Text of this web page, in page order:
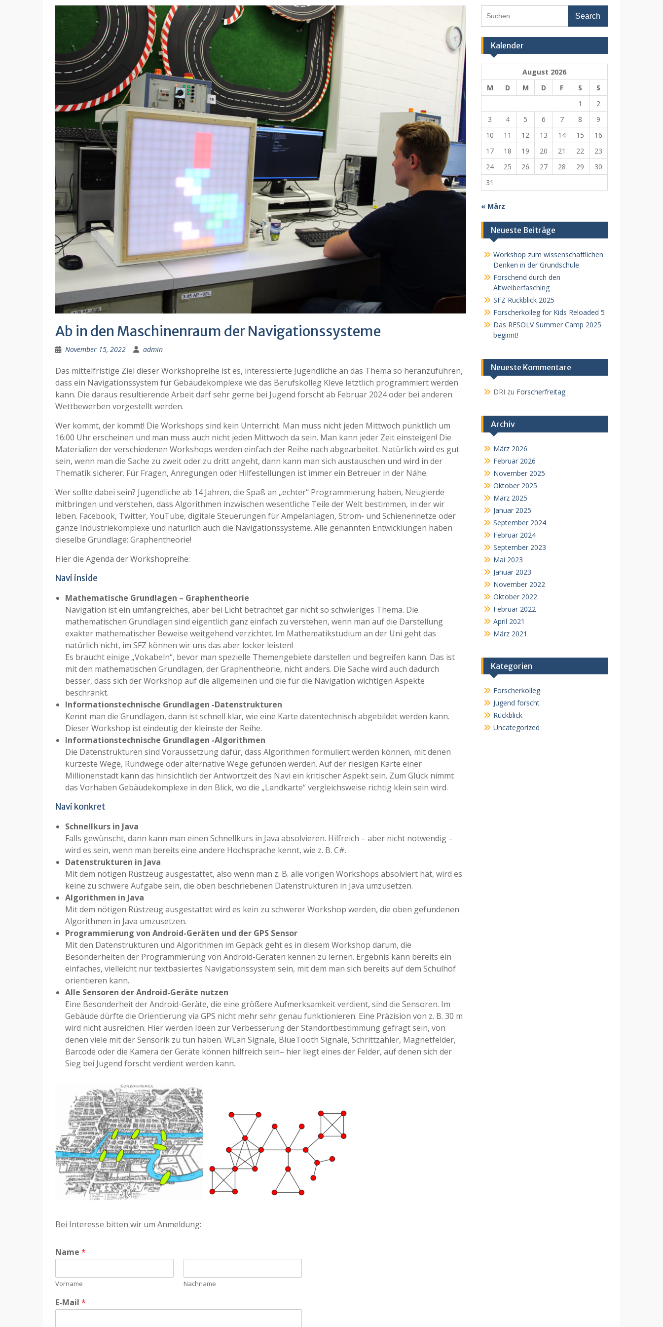
Ab in den Maschinenraum der Navigationssysteme
November 15, 2022 admin
Das mittelfristige Ziel dieser Workshopreihe ist es, interessierte Jugendliche an das Thema so heranzuführen,
dass ein Navigationssystem für Gebäudekomplexe wie das Berufskolleg Kleve letztlich programmiert werden
kann. Die daraus resultierende Arbeit darf sehr gerne bei Jugend forscht ab Februar 2024 oder bei anderen
Wettbewerben vorgestellt werden.
Wer kommt, der kommt! Die Workshops sind kein Unterricht. Man muss nicht jeden Mittwoch pünktlich um
16:00 Uhr erscheinen und man muss auch nicht jeden Mittwoch da sein. Man kann jeder Zeit einsteigen! Die
Materialien der verschiedenen Workshops werden einfach der Reihe nach abgearbeitet. Natürlich wird es gut
sein, wenn man die Sache zu zweit oder zu dritt angeht, dann kann man sich austauschen und wird in der
Thematik sicherer. Für Fragen, Anregungen oder Hilfestellungen ist immer ein Betreuer in der Nähe.
Wer sollte dabei sein? Jugendliche ab 14 Jahren, die Spaß an „echter“ Programmierung haben, Neugierde
mitbringen und verstehen, dass Algorithmen inzwischen wesentliche Teile der Welt bestimmen, in der wir
leben. Facebook, Twitter, YouTube, digitale Steuerungen für Ampelanlagen, Strom- und Schienennetze oder
ganze Industriekomplexe und natürlich auch die Navigationssysteme. Alle genannten Entwicklungen haben
dieselbe Grundlage: Graphentheorie!
Hier die Agenda der Workshopreihe:
Navi inside
Mathematische Grundlagen – Graphentheorie
Navigation ist ein umfangreiches, aber bei Licht betrachtet gar nicht so schwieriges Thema. Die
mathematischen Grundlagen sind eigentlich ganz einfach zu verstehen, wenn man auf die Darstellung
exakter mathematischer Beweise weitgehend verzichtet. Im Mathematikstudium an der Uni geht das
natürlich nicht, im SFZ können wir uns das aber locker leisten!
Es braucht einige „Vokabeln“, bevor man spezielle Themengebiete darstellen und begreifen kann. Das ist
mit den mathematischen Grundlagen, der Graphentheorie, nicht anders. Die Sache wird auch dadurch
besser, dass sich der Workshop auf die allgemeinen und die für die Navigation wichtigen Aspekte
beschränkt.
Informationstechnische Grundlagen -Datenstrukturen
Kennt man die Grundlagen, dann ist schnell klar, wie eine Karte datentechnisch abgebildet werden kann.
Dieser Workshop ist eindeutig der kleinste der Reihe.
Informationstechnische Grundlagen -Algorithmen
Die Datenstrukturen sind Voraussetzung dafür, dass Algorithmen formuliert werden können, mit denen
kürzeste Wege, Rundwege oder alternative Wege gefunden werden. Auf der riesigen Karte einer
Millionenstadt kann das hinsichtlich der Antwortzeit des Navi ein kritischer Aspekt sein. Zum Glück nimmt
das Vorhaben Gebäudekomplexe in den Blick, wo die „Landkarte“ vergleichsweise richtig klein sein wird.
Navi konkret
Schnellkurs in Java
Falls gewünscht, dann kann man einen Schnellkurs in Java absolvieren. Hilfreich – aber nicht notwendig –
wird es sein, wenn man bereits eine andere Hochsprache kennt, wie z. B. C#.
Datenstrukturen in Java
Mit dem nötigen Rüstzeug ausgestattet, also wenn man z. B. alle vorigen Workshops absolviert hat, wird es
keine zu schwere Aufgabe sein, die oben beschriebenen Datenstrukturen in Java umzusetzen.
Algorithmen in Java
Mit dem nötigen Rüstzeug ausgestattet wird es kein zu schwerer Workshop werden, die oben gefundenen
Algorithmen in Java umzusetzen.
Programmierung von Android-Geräten und der GPS Sensor
Mit den Datenstrukturen und Algorithmen im Gepäck geht es in diesem Workshop darum, die
Besonderheiten der Programmierung von Android-Geräten kennen zu lernen. Ergebnis kann bereits ein
einfaches, vielleicht nur textbasiertes Navigationssystem sein, mit dem man sich bereits auf dem Schulhof
orientieren kann.
Alle Sensoren der Android-Geräte nutzen
Eine Besonderheit der Android-Geräte, die eine größere Aufmerksamkeit verdient, sind die Sensoren. Im
Gebäude dürfte die Orientierung via GPS nicht mehr sehr genau funktionieren. Eine Präzision von z. B. 30 m
wird nicht ausreichen. Hier werden Ideen zur Verbesserung der Standortbestimmung gefragt sein, von
denen viele mit der Sensorik zu tun haben. WLan Signale, BlueTooth Signale, Schrittzähler, Magnetfelder,
Barcode oder die Kamera der Geräte können hilfreich sein– hier liegt eines der Felder, auf denen sich der
Sieg bei Jugend forscht verdient werden kann.
Bei Interesse bitten wir um Anmeldung:
Name *
Vorname Nachname
E-Mail *
for:
Kalender
August 2026
M
D M D F S
S
1
2
3
4 5 6 7 8
9
10
11 12 13 14 15
16
17
18 19 20 21 22
23
24
25 26 27 28 29
30
31
« März
Neueste Beiträge
Workshop zum wissenschaftlichen
Denken in der Grundschule
Forschend durch den
Altweiberfasching
SFZ Rückblick 2025
Forscherkolleg for Kids Reloaded 5
Das RESOLV Summer Camp 2025
beginnt!
Neueste Kommentare
DRI zu Forscherfreitag
Archiv
März 2026
Februar 2026
November 2025
Oktober 2025
März 2025
Januar 2025
September 2024
Februar 2024
September 2023
Mai 2023
Januar 2023
November 2022
Oktober 2022
Februar 2022
April 2021
März 2021
Kategorien
Forscherkolleg
Jugend forscht
Rückblick
Uncategorized